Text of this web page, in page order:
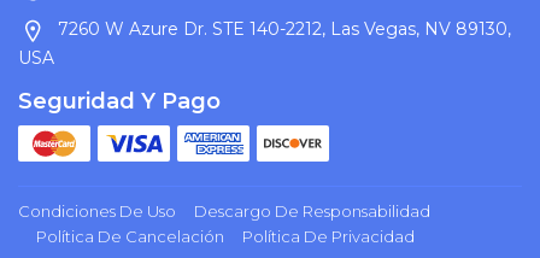
7260 W Azure Dr. STE 140-2212, Las Vegas, NV 89130,
USA
Seguridad Y Pago
Condiciones De Uso
Descargo De Responsabilidad
Política De Cancelación
Política De Privacidad